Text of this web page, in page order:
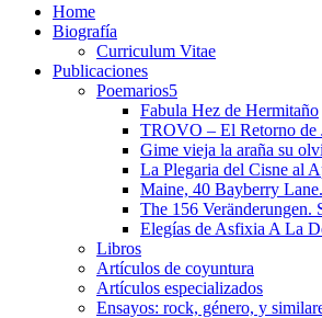
Home
Biografía
Curriculum Vitae​
Publicaciones
Poemarios
Fabula Hez de Hermitaño
TROVO – El Retorno
Gime vieja la araña su
La Plegaria del Cisne al
Maine, 40 Bayberry
The 156 Veränderungen.
Elegías de Asfixia A La
Libros
Artículos de coyuntura
Artículos especializados
Ensayos: rock, género, y